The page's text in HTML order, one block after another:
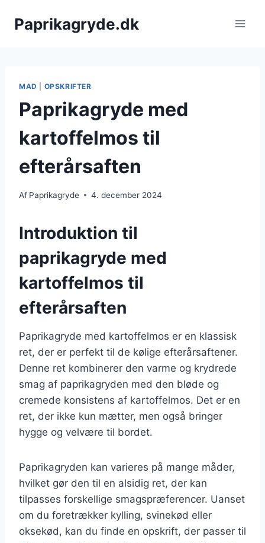
Paprikagryde.dk
MAD OPSKRIFTER
Paprikagryde med
kartoffelmos til
efterårsaften
Af Paprikagryde 4. december 2024
Introduktion til
paprikagryde med
kartoffelmos til
efterårsaften
Paprikagryde med kartoffelmos er en klassisk
ret, der er perfekt til de kølige efterårsaftener.
Denne ret kombinerer den varme og krydrede
smag af paprikagryden med den bløde og
cremede konsistens af kartoffelmos. Det er en
ret, der ikke kun mætter, men også bringer
hygge og velvære til bordet.
Paprikagryden kan varieres på mange måder,
hvilket gør den til en alsidig ret, der kan
tilpasses forskellige smagspræferencer. Uanset
om du foretrækker kylling, svinekød eller
oksekød, kan du finde en opskrift, der passer til